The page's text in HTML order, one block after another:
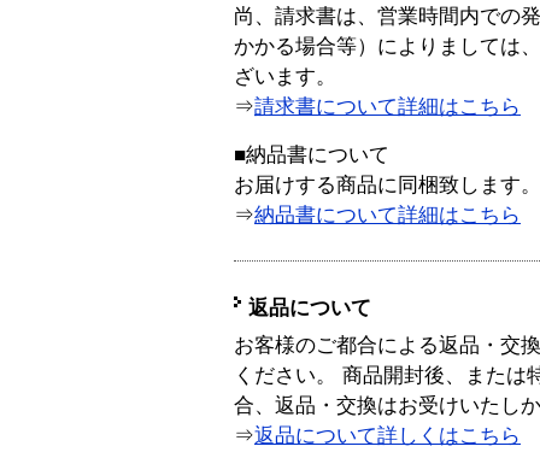
尚、請求書は、営業時間内での
かかる場合等）によりましては
ざいます。
⇒請求書について詳細はこちら
■納品書について
お届けする商品に同梱致します。
⇒納品書について詳細はこちら
返品について
お客様のご都合による返品・交
ください。 商品開封後、または
合、返品・交換はお受けいたし
⇒返品について詳しくはこちら